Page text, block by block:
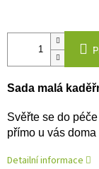
Sada malá
Svěřte se do
přímo u vás doma
Detailní informace